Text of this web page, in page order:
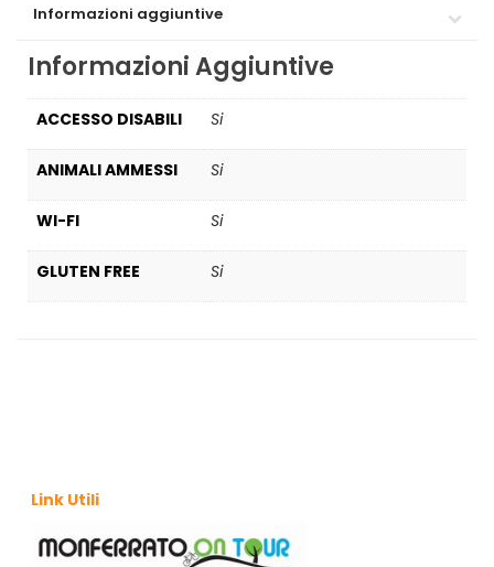
Informazioni aggiuntive
Informazioni Aggiuntive
ACCESSO DISABILI Si
ANIMALI AMMESSI Si
WI-FI Si
GLUTEN FREE Si
Link Utili